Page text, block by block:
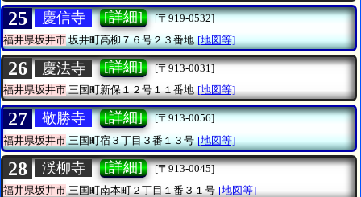
25 慶信寺 [詳細]
[〒919-0532]
福井県坂井市坂井町高柳７６号２３番地 [地図等]
26 慶法寺 [詳細]
[〒913-0031]
福井県坂井市三国町新保１２号１１番地 [地図等]
27 敬勝寺 [詳細]
[〒913-0056]
福井県坂井市三国町宿３丁目３番１３号 [地図等]
28 渓柳寺 [詳細]
[〒913-0045]
福井県坂井市 三国町南本町２丁目１番３１号 [地図等]